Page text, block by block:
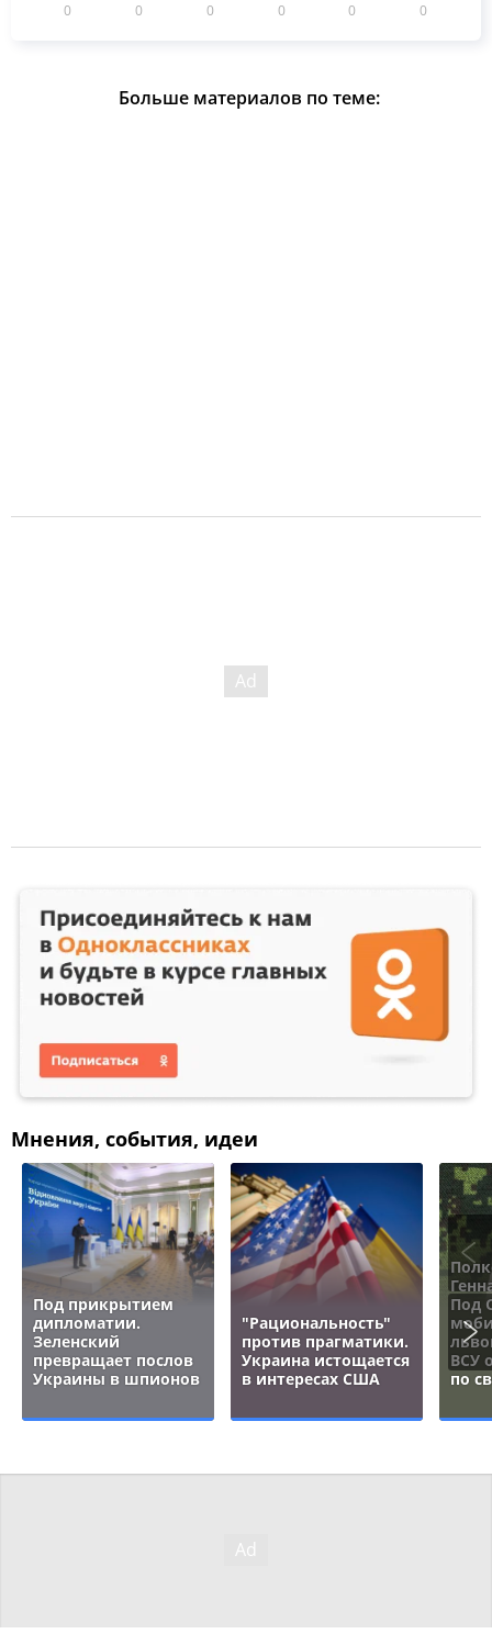
0 0 0 0 0 0
Больше материалов по теме:
Мнения, события, идеи
Под прикрытием
дипломатии.
Зеленский
превращает послов
Украины в шпионов
"Рациональность"
против прагматики.
Украина истощается
в интересах США
Под
ВСУ
по